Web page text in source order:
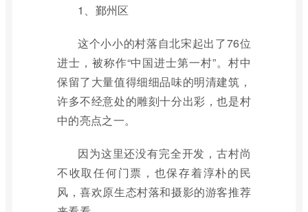
1、鄞州区
这个小小的村落自北宋起出了76位
进士，被称作“中国进士第一村”。村中
保留了大量值得细细品味的明清建筑，
许多不经意处的雕刻十分出彩，也是村
中的亮点之一。
因为这里还没有完全开发，古村尚
不收取任何门票，也保存着淳朴的民
风，喜欢原生态村落和摄影的游客推荐